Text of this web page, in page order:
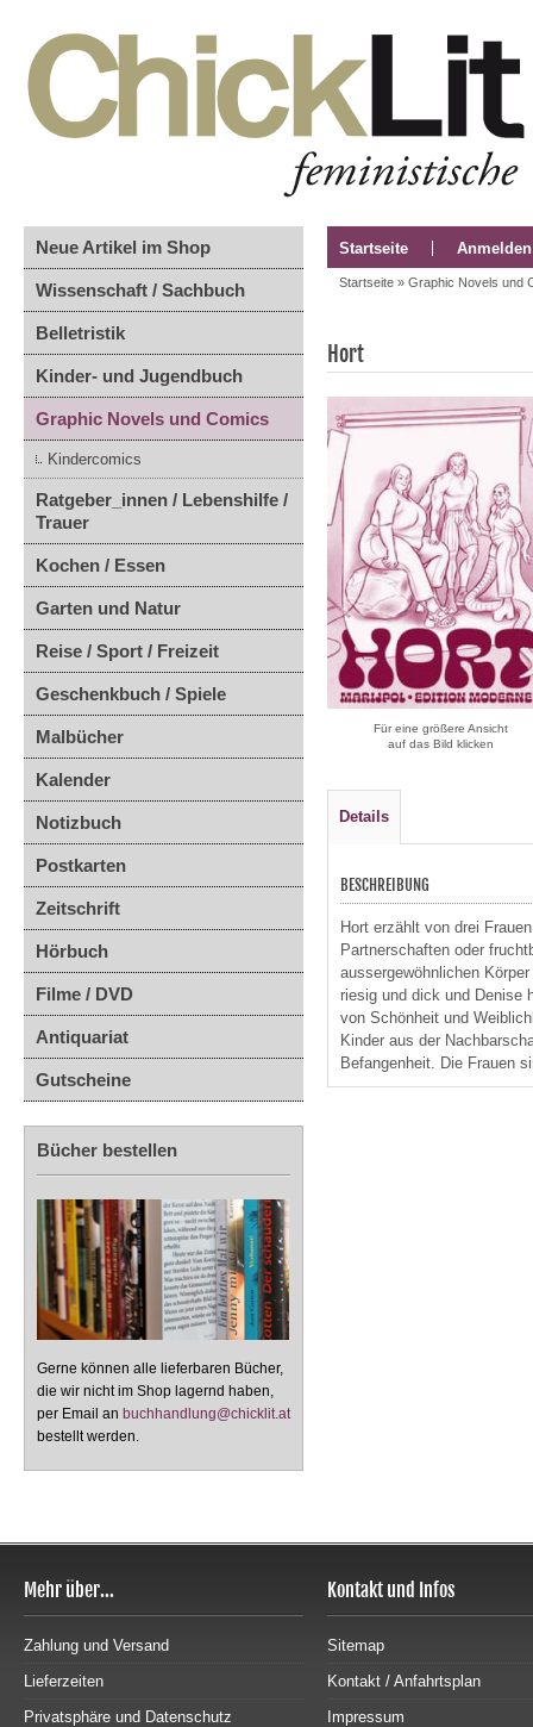
Neue Artikel im Shop
Wissenschaft / Sachbuch
Belletristik
Kinder- und Jugendbuch
Graphic Novels und Comics
Kindercomics
Ratgeber_innen / Lebenshilfe /
Trauer
Kochen / Essen
Garten und Natur
Reise / Sport / Freizeit
Geschenkbuch / Spiele
Malbücher
Kalender
Notizbuch
Postkarten
Zeitschrift
Hörbuch
Filme / DVD
Antiquariat
Gutscheine
Bücher bestellen
Gerne können alle lieferbaren Bücher,
die wir nicht im Shop lagernd haben,
per Email an buchhandlung@chicklit.at
bestellt werden.
Startseite Anmelden
Startseite » Graphic Novels und
Hort
Für eine größere Ansicht
auf das Bild klicken
Details
BESCHREIBUNG
Hort erzählt von drei
Partnerschaften oder
aussergewöhnlichen
riesig und dick und Denise
von Schönheit und
Kinder aus der
Befangenheit. Die Frauen
Mehr über...
Zahlung und Versand
Lieferzeiten
Privatsphäre und Datenschutz
Kontakt und Infos
Sitemap
Kontakt / Anfahrtsplan
Impressum